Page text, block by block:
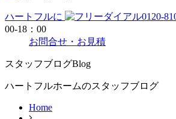
ハートフルに 0120-
00-18：00
お問合せ・お見積
スタッフブログBlog
ハートフルホームのスタッフブログ
Home